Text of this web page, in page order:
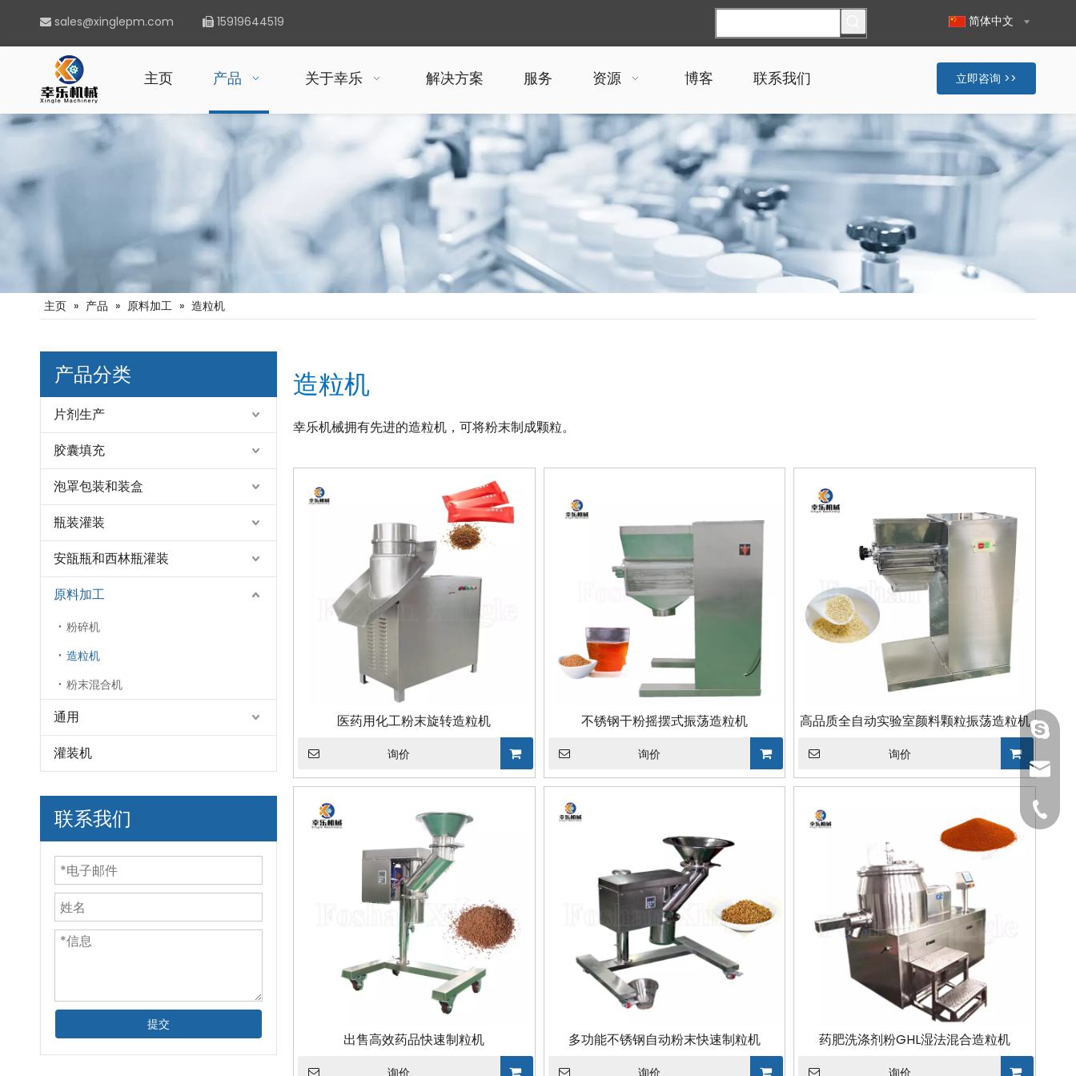
 sales@xinglepm.com  15919644519 简体中文
主页 产品 关于幸乐 解决方案 服务 资源 博客 联系我们 立即咨询 >>
主页 » 产品 » 原料加工 » 造粒机
产品分类
片剂生产
胶囊填充
泡罩包装和装盒
瓶装灌装
安瓿瓶和西林瓶灌装
原料加工
粉碎机
造粒机
粉末混合机
通用
灌装机
联系我们
提交
造粒机
幸乐机械拥有先进的造粒机，可将粉末制成颗粒。
医药用化工粉末旋转造粒机
询价
不锈钢干粉摇摆式振荡造粒机
询价
高品质全自动实验室颜料颗粒振荡造粒机
询价
出售高效药品快速制粒机
询价
多功能不锈钢自动粉末快速制粒机
询价
药肥洗涤剂粉GHL湿法混合造粒机
询价